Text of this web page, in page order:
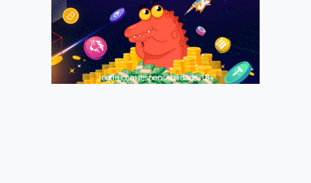
Jogue com responsabilidade. 18+